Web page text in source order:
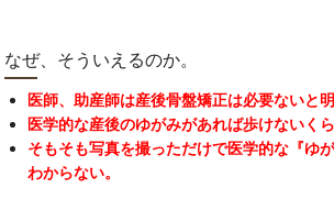
なぜ、そういえるのか。
医師、助産師は産後骨盤矯正は必要ないと明
医学的な産後のゆがみがあれば歩けないくら
そもそも写真を撮っただけで医学的な『ゆ
わからない。